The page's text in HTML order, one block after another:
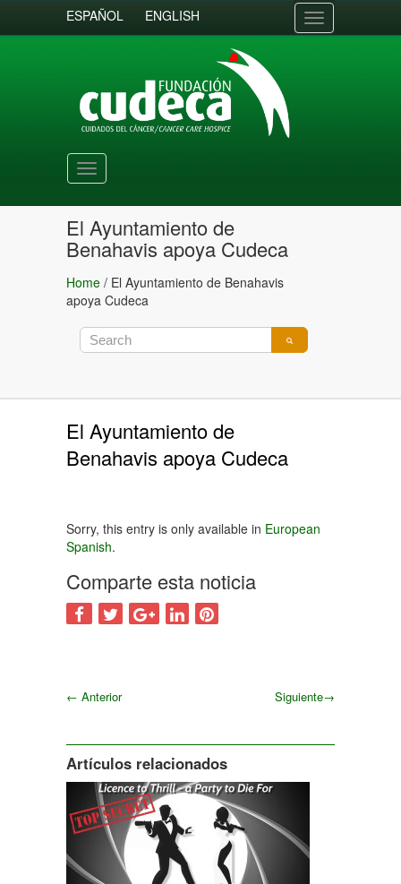
ESPAÑOL ENGLISH
Toggle
navigation
Toggle
navigation
El Ayuntamiento de
Benahavis apoya Cudeca
Home / El Ayuntamiento de Benahavis
apoya Cudeca
El Ayuntamiento de
Benahavis apoya Cudeca
Sorry, this entry is only available in European
Spanish.
Comparte esta noticia
← Anterior Siguiente→
Artículos relacionados